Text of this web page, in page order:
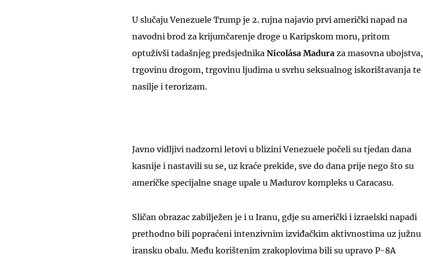
U slučaju Venezuele Trump je 2. rujna najavio prvi američki napad na
navodni brod za krijumčarenje droge u Karipskom moru, pritom
optuživši tadašnjeg predsjednika Nicolása Madura za masovna ubojstva,
trgovinu drogom, trgovinu ljudima u svrhu seksualnog iskorištavanja te
nasilje i terorizam.
Javno vidljivi nadzorni letovi u blizini Venezuele počeli su tjedan dana
kasnije i nastavili su se, uz kraće prekide, sve do dana prije nego što su
američke specijalne snage upale u Madurov kompleks u Caracasu.
Sličan obrazac zabilježen je i u Iranu, gdje su američki i izraelski napadi
prethodno bili popraćeni intenzivnim izviđačkim aktivnostima uz južnu
iransku obalu. Među korištenim zrakoplovima bili su upravo P-8A